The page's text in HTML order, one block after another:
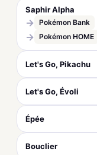
Saphir Alpha
→ Pokémon Bank
→ Pokémon HOME
Let's Go, Pikachu
Let's Go, Évoli
Épée
Bouclier